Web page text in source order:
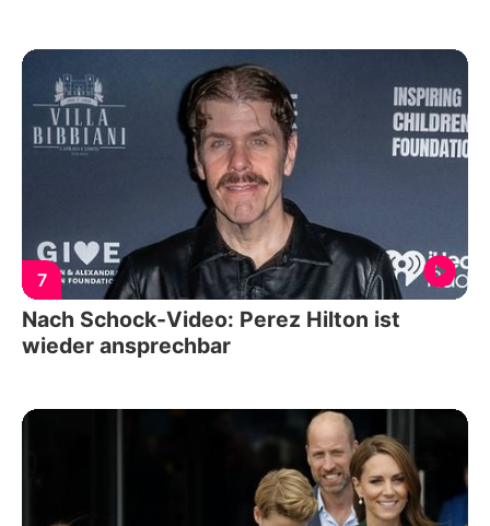
7
Nach Schock-Video: Perez Hilton ist
wieder ansprechbar